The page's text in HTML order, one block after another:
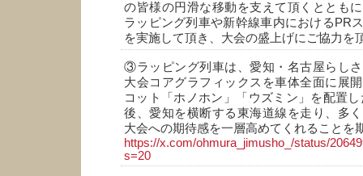
の皆様の円滑な移動を支えて頂くととも
ラッピング列車や新幹線車内におけるPR
を実施して頂き、大会の盛上げにご協力を
③ラッピング列車は、愛知・名古屋らし
大会コアグラフィックスを車体全面に展
コット「ホノホン」「ウズミン」を配置
後、愛知を横断する東海道線を走り、多
大会への期待感を一層高めてくれることを
https://x.com/ohmura_jimusho_/status/
s=20